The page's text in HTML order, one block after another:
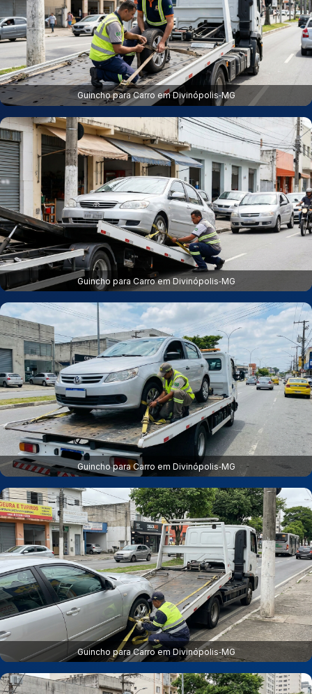
Guincho para Carro em Divinópolis‑MG
Guincho para Carro em Divinópolis‑MG
Guincho para Carro em Divinópolis‑MG
Guincho para Carro em Divinópolis‑MG